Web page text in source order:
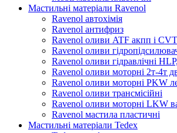
Мастильні матеріали Ravenol
Ravenol автохімія
Ravenol антифриз
Ravenol оливи ATF акпп і
Ravenol оливи
Ravenol оливи гідравлічні
Ravenol оливи моторні 2т-4т
Ravenol оливи моторні PKW
Ravenol оливи трансмісійні
Ravenol оливи моторні LKW
Ravenol мастила пластичні
Мастильні матеріали Tedex